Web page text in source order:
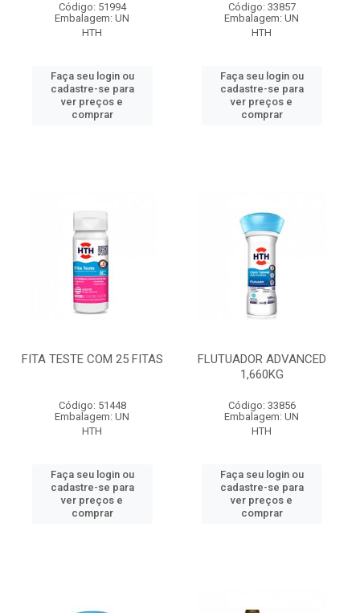
Código: 51994
Embalagem: UN
HTH
Faça seu login ou
cadastre-se para
ver preços e
comprar
Código: 33857
Embalagem: UN
HTH
Faça seu login ou
cadastre-se para
ver preços e
comprar
FITA TESTE COM 25 FITAS
Código: 51448
Embalagem: UN
HTH
Faça seu login ou
cadastre-se para
ver preços e
comprar
FLUTUADOR ADVANCED
1,660KG
Código: 33856
Embalagem: UN
HTH
Faça seu login ou
cadastre-se para
ver preços e
comprar